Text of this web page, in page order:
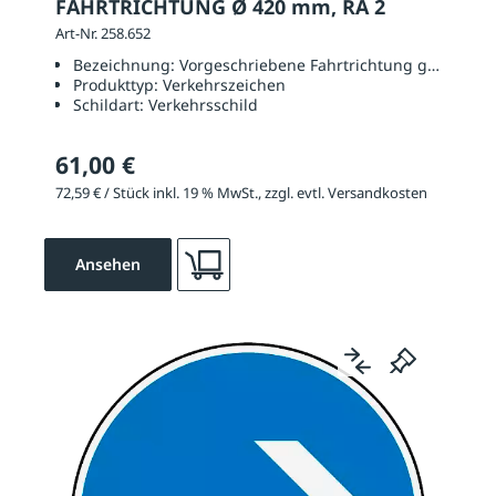
FAHRTRICHTUNG Ø 420 mm, RA 2
Art-Nr. 258.652
Bezeichnung: Vorgeschriebene Fahrtrichtung geradaus
Produkttyp: Verkehrszeichen
Schildart: Verkehrsschild
61,00 €
72,59 € / Stück inkl. 19 % MwSt., zzgl. evtl. Versandkosten
Ansehen